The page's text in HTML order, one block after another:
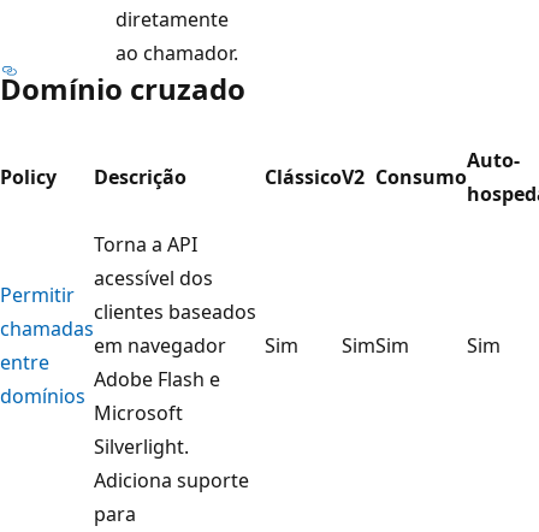
diretamente
ao chamador.
Domínio cruzado
Policy Descrição ClássicoV2 Consumo
Auto-
Permitir
chamadas
entre
domínios
Torna a API
acessível dos
clientes baseados
em navegador
Adobe Flash e
Microsoft
Silverlight.
Sim SimSim Sim
Adiciona suporte
para